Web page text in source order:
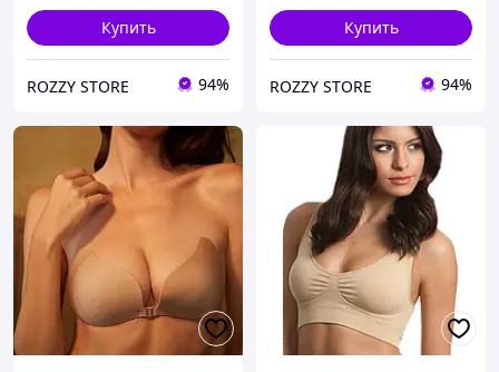
Купить
ROZZY STORE 94%
Купить
ROZZY STORE 94%